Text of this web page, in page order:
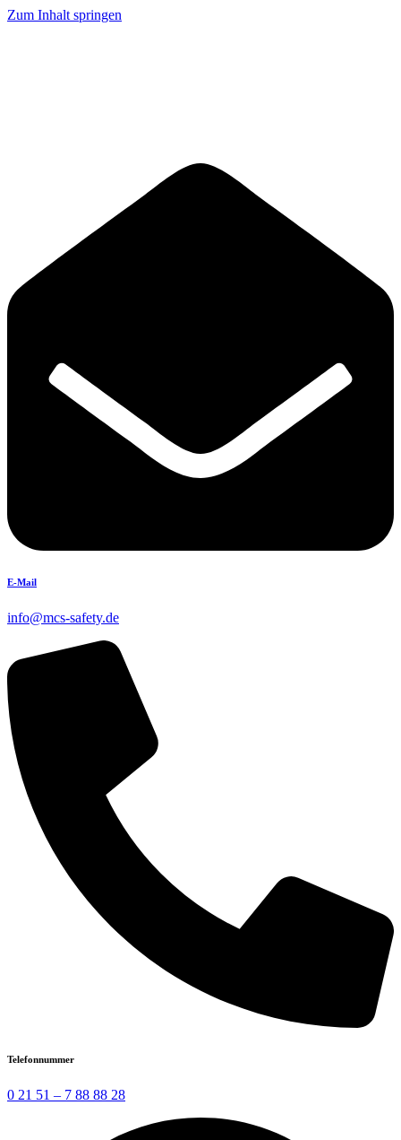
Zum Inhalt springen
E-Mail
info@mcs-safety.de
Telefonnummer
0 21 51 – 7 88 88 28